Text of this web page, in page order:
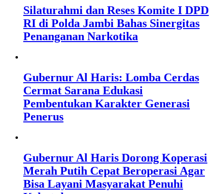
Silaturahmi dan Reses Komite I DPD
RI di Polda Jambi Bahas Sinergitas
Penanganan Narkotika
Gubernur Al Haris: Lomba Cerdas
Cermat Sarana Edukasi
Pembentukan Karakter Generasi
Penerus
Gubernur Al Haris Dorong Koperasi
Merah Putih Cepat Beroperasi Agar
Bisa Layani Masyarakat Penuhi